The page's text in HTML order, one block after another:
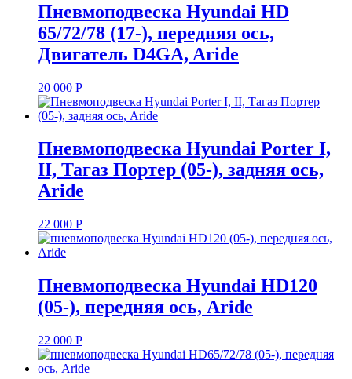
Пневмоподвеска Hyundai HD
65/72/78 (17-), передняя ось,
Двигатель D4GA, Aride
20 000 Р
Пневмоподвеска Hyundai Porter I,
II, Тагаз Портер (05-), задняя ось,
Aride
22 000 Р
Пневмоподвеска Hyundai HD120
(05-), передняя ось, Aride
22 000 Р